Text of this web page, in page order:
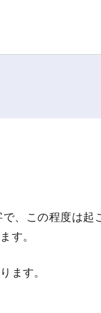
、この程度は起
す。
ます。